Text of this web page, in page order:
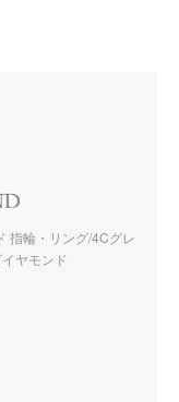
指輪・リング/4Cグレ
ヤモンド